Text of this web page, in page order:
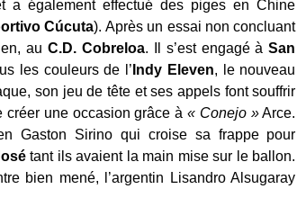
a également effectué des piges en Chine
Cúcuta). Après un essai non concluant
au C.D. Cobreloa. Il s’est engagé àSan
les couleurs de l’ Indy Eleven, le nouveau
son jeu de tête et ses appels font souffrir
créer une occasion grâce à « Conejo »Arce.
Gaston Sirino qui croise sa frappe pour
tant ils avaient la main mise sur le ballon.
bien mené, l’argentin Lisandro Alsugaray